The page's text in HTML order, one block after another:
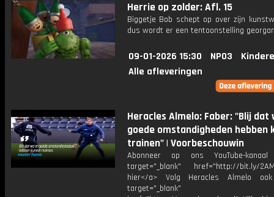
Herrie op zolder: Afl. 15
Biggetje Bob schept op over zijn
dus wordt er een tentoonstelling
09-01-2026 15:30 NPO3
Alle afleveringen
Heracles Almelo: Faber: "Blij dat
goede omstandigheden hebben
trainen" | Voorbeschouwin
Abonneer op ons YouTube-
target="_blank" href="http://bit.ly/
hier</a> Volg Heracles Almelo
target="_blank"